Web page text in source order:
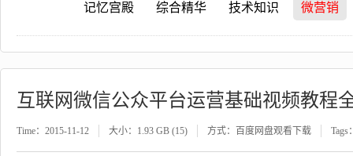
记忆宫殿 综合精华 技术知识 微营销
互联网微信公众平台运营基础视频教程
Time：2015-11-12 大小：1.93 GB (15) 方式：百度网盘观看下载 Tags